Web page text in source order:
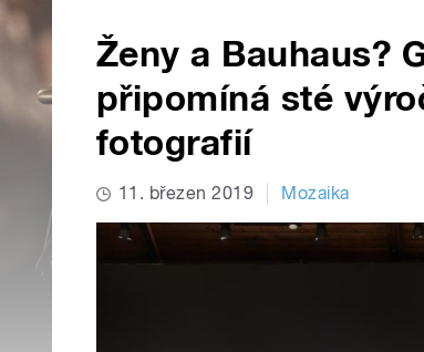
Ženy a Bauhaus?
připomíná sté
fotografií
11. březen 2019 Mozaika